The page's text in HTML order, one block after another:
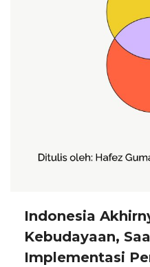
Indonesia
Kebudayaan,
Implementasi